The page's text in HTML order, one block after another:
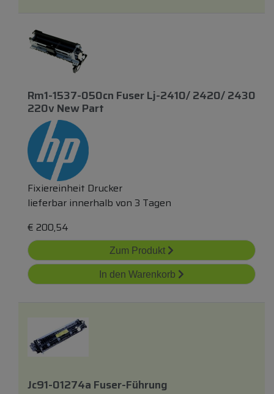
Rm1-1537-050cn Fuser Lj-2410/ 2420/ 2430
220v New Part
Fixiereinheit Drucker
lieferbar innerhalb von 3 Tagen
€ 200,54
Zum Produkt
In den Warenkorb
Jc91-01274a Fuser-Führung